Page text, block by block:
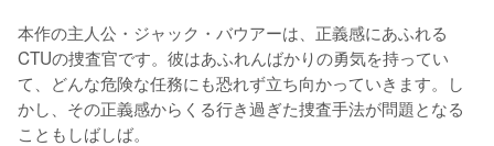
本作の主人公・ジャック・バウアーは、正義感にあふれる
CTUの捜査官です。彼はあふれんばかりの勇気を持ってい
て、どんな危険な任務にも恐れず立ち向かっていきます。し
かし、その正義感からくる行き過ぎた捜査手法が問題となる
こともしばしば。